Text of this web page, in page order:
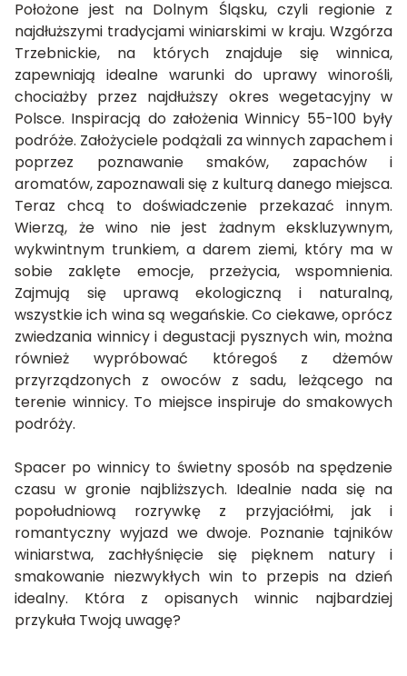
Położone jest na Dolnym Śląsku, czyli regionie z
najdłuższymi tradycjami winiarskimi w kraju. Wzgórza
Trzebnickie, na których znajduje się winnica,
zapewniają idealne warunki do uprawy winorośli,
chociażby przez najdłuższy okres wegetacyjny w
Polsce. Inspiracją do założenia Winnicy 55-100 były
podróże. Założyciele podążali za winnych zapachem i
poprzez poznawanie smaków, zapachów i
aromatów, zapoznawali się z kulturą danego miejsca.
Teraz chcą to doświadczenie przekazać innym.
Wierzą, że wino nie jest żadnym ekskluzywnym,
wykwintnym trunkiem, a darem ziemi, który ma w
sobie zaklęte emocje, przeżycia, wspomnienia.
Zajmują się uprawą ekologiczną i naturalną,
wszystkie ich wina są wegańskie. Co ciekawe, oprócz
zwiedzania winnicy i degustacji pysznych win, można
również wypróbować któregoś z dżemów
przyrządzonych z owoców z sadu, leżącego na
terenie winnicy. To miejsce inspiruje do smakowych
podróży.
Spacer po winnicy to świetny sposób na spędzenie
czasu w gronie najbliższych. Idealnie nada się na
popołudniową rozrywkę z przyjaciółmi, jak i
romantyczny wyjazd we dwoje. Poznanie tajników
winiarstwa, zachłyśnięcie się pięknem natury i
smakowanie niezwykłych win to przepis na dzień
idealny. Która z opisanych winnic najbardziej
przykuła Twoją uwagę?